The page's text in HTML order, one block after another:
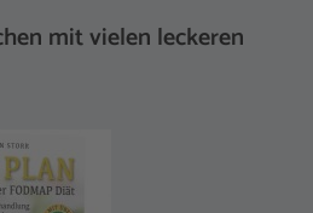
mit vielen leckeren